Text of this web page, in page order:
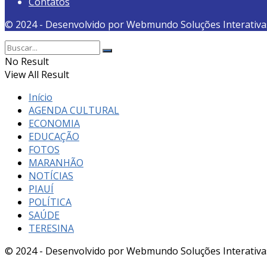
© 2024 - Desenvolvido por Webmundo Soluções
No Result
View All Result
Início
AGENDA CULTURAL
ECONOMIA
EDUCAÇÃO
FOTOS
MARANHÃO
NOTÍCIAS
PIAUÍ
POLÍTICA
SAÚDE
TERESINA
© 2024 - Desenvolvido por Webmundo Soluções